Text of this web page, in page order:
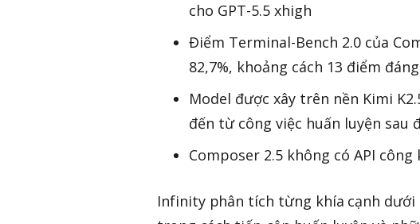
cho GPT-5.5 xhigh
Điểm Terminal-Bench 2.0 của
82,7%, khoảng cách 13 điểm
Model được xây trên nền Kimi
đến từ công việc huấn luyện sau
Composer 2.5 không có API
Infinity phân tích từng khía cạnh